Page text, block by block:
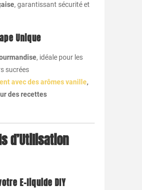
, garantissant sécurité et
Unique
, idéale pour les
sucrées
avec des arômes vanille,
des recettes
d’Utilisation
E-liquide DIY